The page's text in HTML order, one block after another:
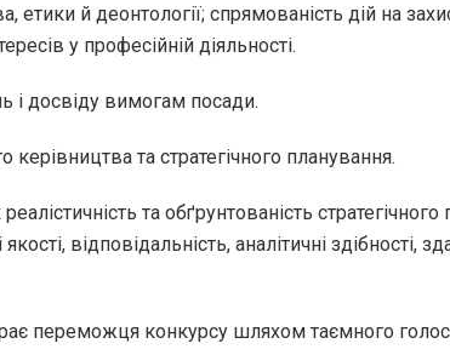
й деонтології; спрямованість дій на
у професійній діяльності.
і досвіду вимогам посади.
та стратегічного планування.
та обґрунтованість
відповідальність, аналітичні здібності,
переможця конкурсу шляхом таємного